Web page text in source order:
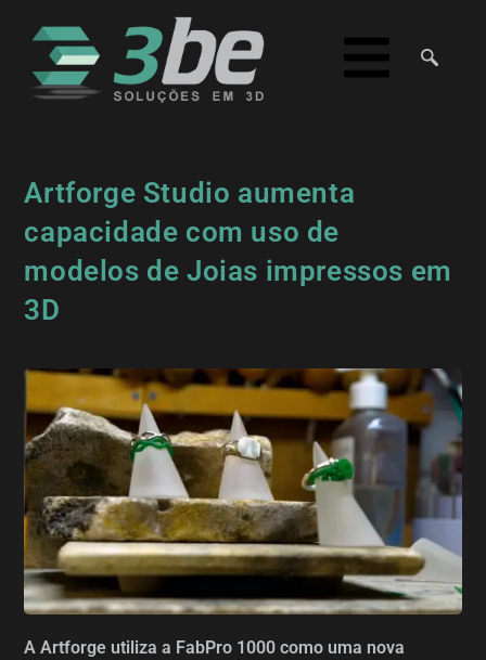
Artforge Studio aumenta
capacidade com uso de
modelos de Joias impressos em
3D
A Artforge utiliza a FabPro 1000 como uma nova